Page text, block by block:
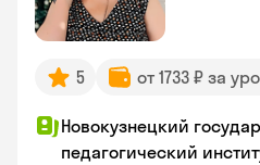
5 от 1733 ₽ за
Новокузнецкий
педагогический